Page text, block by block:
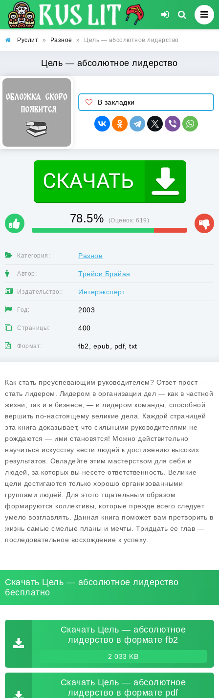
Руслит » Разное » Цель — абсолютное лидерство
Цель — абсолютное лидерство
В закладки
78.5% (Оценок:619)
Категория: Разное
Автор: Трейси Брайан
Издательство:: Интерэксперт
Год: 2003
Страницы: 400
Формат: fb2, epub, pdf, txt
Как стать преуспевающим руководителем? Ответ прост —
стать лидером. Лидером в организации дел — как в частной
жизни, так и в бизнесе, — и лидером команды, способной
вершить по-настоящему великие дела. Каждой страницей
эта книга доказывает, что сильными руководителями не
рождаются — ими становятся! Можно действительно
научиться искусству вести людей к достижению высоких
результатов. Овладейте этим мастерством для себя и
людей, за которых вы несете ответственность. Великие
цели достигаются только хорошо организованными
группами людей. Для этого тщательным образом
формируются коллективы, которые прежде всего следует
умело возглавлять. Данная книга поможет вам претворить в
жизнь самые смелые планы и мечты. Тридцать ее глав —
последовательное восхождение к успеху.
Скачать Цель — абсолютное лидерство
бесплатно
Скачать Цель — абсолютное
лидерство в формате fb2
2 033 KB
Скачать Цель — абсолютное
лидерство в формате pdf